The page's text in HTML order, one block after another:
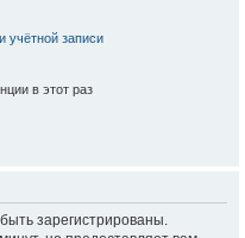
учётной записи
в этот раз
зарегистрированы.